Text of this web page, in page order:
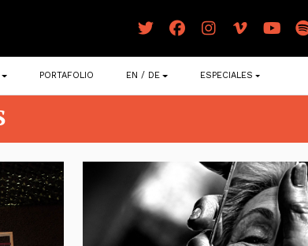
PORTAFOLIO EN / DE ESPECIALES